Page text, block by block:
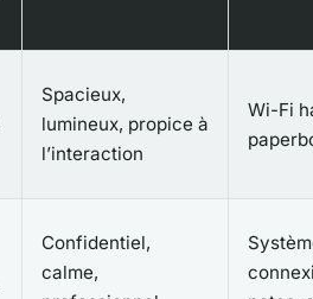
Spacieux,
lumineux, propice à
l’interaction
Wi-Fi
Confidentiel,
calme,